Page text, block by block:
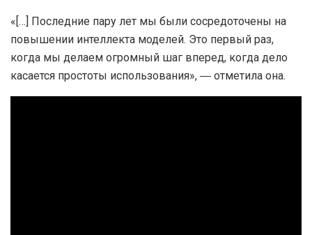
«[…] Последние пару лет мы были сосредоточены на
повышении интеллекта моделей. Это первый раз,
когда мы делаем огромный шаг вперед, когда дело
касается простоты использования», ― отметила она.